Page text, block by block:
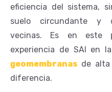
eficiencia del sistema,
suelo circundante y
vecinas. Es en este
experiencia de SAI en
geomembranas de alta
diferencia.